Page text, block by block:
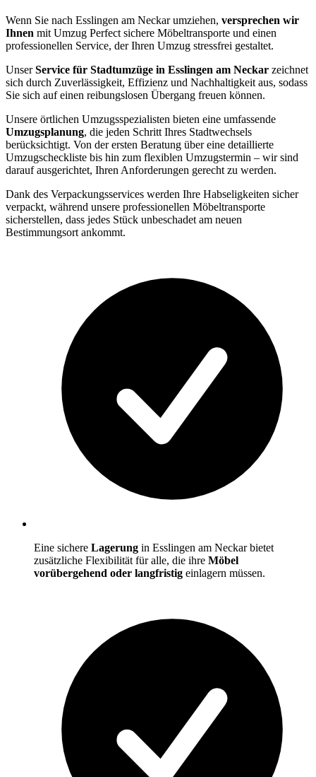
Wenn Sie nach Esslingen am Neckar umziehen, versprechen wir
Ihnen mit Umzug Perfect sichere Möbeltransporte und einen
professionellen Service, der Ihren Umzug stressfrei gestaltet.
UnserService für Stadtumzüge in Esslingen am Neckar zeichnet
sich durch Zuverlässigkeit, Effizienz und Nachhaltigkeit aus, sodass
Sie sich auf einen reibungslosen Übergang freuen können.
Unsere örtlichen Umzugsspezialisten bieten eine umfassende
Umzugsplanung, die jeden Schritt Ihres Stadtwechsels
berücksichtigt. Von der ersten Beratung über eine detaillierte
Umzugscheckliste bis hin zum flexiblen Umzugstermin – wir sind
darauf ausgerichtet, Ihren Anforderungen gerecht zu werden.
Dank des Verpackungsservices werden Ihre Habseligkeiten sicher
verpackt, während unsere professionellen Möbeltransporte
sicherstellen, dass jedes Stück unbeschadet am neuen
Bestimmungsort ankommt.
Eine sichere Lagerung in Esslingen am Neckar bietet
zusätzliche Flexibilität für alle, die ihre Möbel
vorübergehend oder langfristig einlagern müssen.